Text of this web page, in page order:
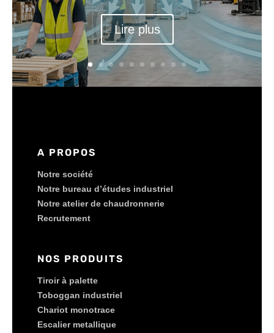
Lire plus
A PROPOS
Notre société
Notre bureau d’études industriel
Notre atelier de chaudronnerie
Recrutement
NOS PRODUITS
Tiroir à palette
Toboggan industriel
Chariot monotrace
Escalier metallique